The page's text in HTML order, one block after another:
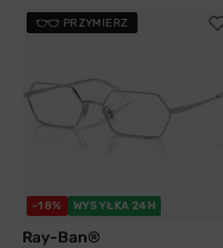
PRZYMIERZ
-18% WYSYŁKA 24H
Ray-Ban®